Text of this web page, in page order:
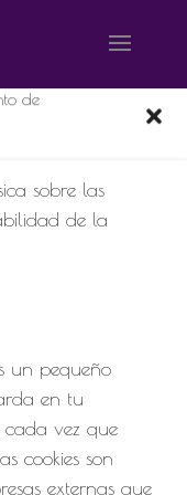
de
sobre las
de la
un pequeño
en tu
cada vez que
cookies son
externas que
0 Comentarios